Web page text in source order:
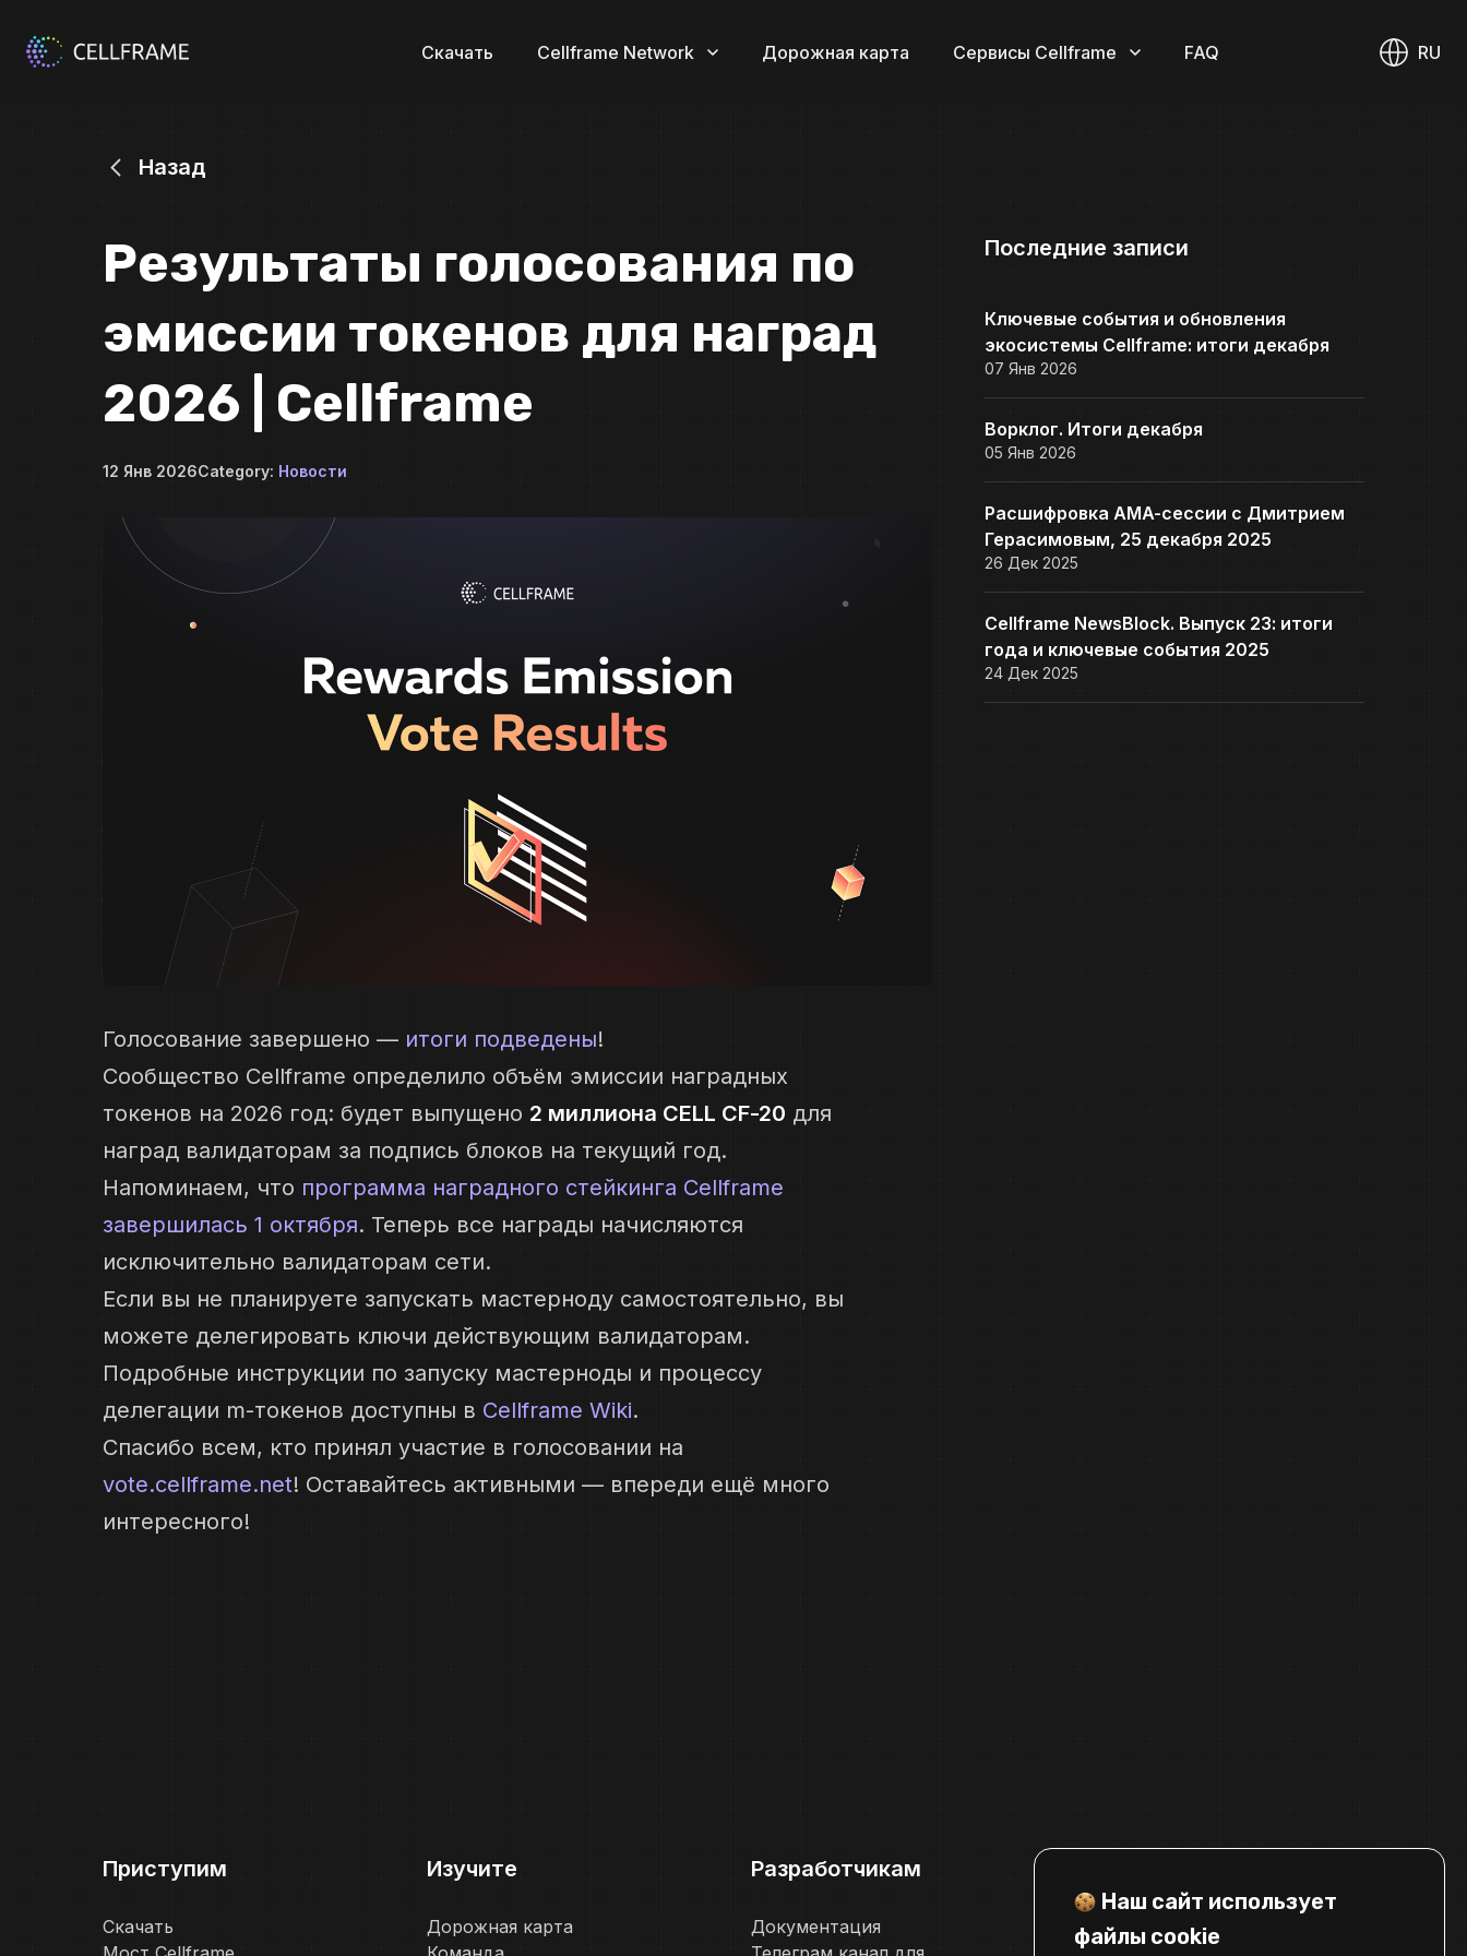
Скачать Cellframe Network Дорожная карта Сервисы Cellframe FAQ RU
Назад
Результаты голосования по
эмиссии токенов для наград
2026 | Cellframe
12 Янв 2026Category: Новости
Голосование завершено — итоги подведены!
Сообщество Cellframe определило объём эмиссии наградных
токенов на 2026 год: будет выпущено 2 миллиона CELL CF-20 для
наград валидаторам за подпись блоков на текущий год.
Напоминаем, что программа наградного стейкинга Cellframe
завершилась 1 октября. Теперь все награды начисляются
исключительно валидаторам сети.
Если вы не планируете запускать мастерноду самостоятельно, вы
можете делегировать ключи действующим валидаторам.
Подробные инструкции по запуску мастерноды и процессу
делегации m-токенов доступны в Cellframe Wiki.
Спасибо всем, кто принял участие в голосовании на
vote.cellframe.net! Оставайтесь активными — впереди ещё много
интересного!
Последние записи
Ключевые события и обновления
экосистемы Cellframe: итоги декабря
07 Янв 2026
Ворклог. Итоги декабря
05 Янв 2026
Расшифровка AMA-сессии с Дмитрием
Герасимовым, 25 декабря 2025
26 Дек 2025
Cellframe NewsBlock. Выпуск 23: итоги
года и ключевые события 2025
24 Дек 2025
Приступим
Скачать
Изучите
Дорожная карта
Разработчикам
Документация
pr@cellframe.net
Наш сайт использует
файлы cookie